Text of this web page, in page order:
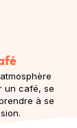
un café, se
à se